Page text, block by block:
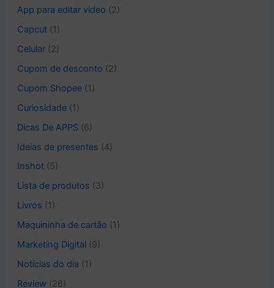
p
r
App para editar video (2)
Capcut(1)
Celular(2)
Cupom de desconto (2)
Cupom Shopee(1)
Curiosidade(1)
Dicas De APPS(6)
Ideias de presentes (4)
Inshot(5)
Lista de produtos (3)
Livros (1)
Maquininha de cartão (1)
Marketing Digital(9)
Notícias do dia (1)
Review (26)